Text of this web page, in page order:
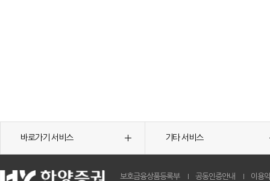
바로가기 서비스 기타 서비스
보호금융상품등록부 공동인증안내 이용